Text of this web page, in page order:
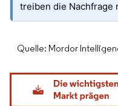
treiben die Nachfrage
Quelle: Mordor